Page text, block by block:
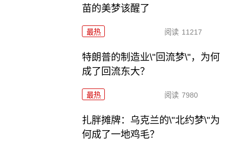
苗的美梦该醒了
最热 阅读 11217
特朗普的制造业\"回流梦\"，为何
成了回流东大？
最热 阅读 7980
扎胖摊牌：乌克兰的\"北约梦\"为
何成了一地鸡毛？